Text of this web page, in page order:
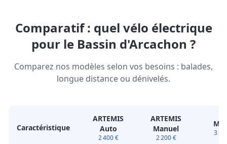
Comparatif : quel vélo électrique
pour le Bassin d'Arcachon ?
Comparez nos modèles selon vos besoins : balades,
longue distance ou dénivelés.
Caractéristique
ARTEMIS
Auto
2 400 €
ARTEMIS
Manuel
2 200 €
3